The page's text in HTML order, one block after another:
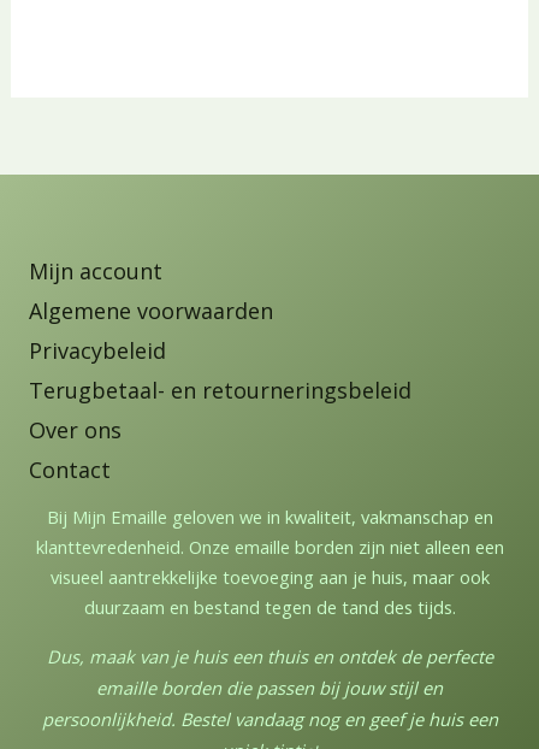
Mijn account
Algemene voorwaarden
Privacybeleid
Terugbetaal- en retourneringsbeleid
Over ons
Contact
Bij Mijn Emaille geloven we in kwaliteit, vakmanschap en
klanttevredenheid. Onze emaille borden zijn niet alleen een
visueel aantrekkelijke toevoeging aan je huis, maar ook
duurzaam en bestand tegen de tand des tijds.
Dus, maak van je huis een thuis en ontdek de perfecte
emaille borden die passen bij jouw stijl en
persoonlijkheid. Bestel vandaag nog en geef je huis een